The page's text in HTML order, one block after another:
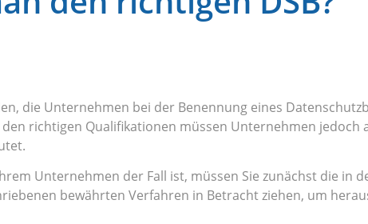
die Unternehmen bei der Benennung eines
richtigen Qualifikationen müssen Unternehmen jedoch
Unternehmen der Fall ist, müssen Sie zunächst die in
bewährten Verfahren in Betracht ziehen, um